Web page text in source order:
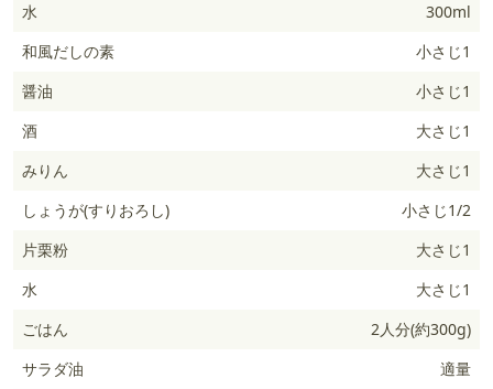
水
300ml
和風だしの素
小さじ1
醤油
小さじ1
酒
大さじ1
みりん
大さじ1
しょうが(すりおろし)
小さじ1/2
片栗粉
大さじ1
水
大さじ1
ごはん
2人分(約300g)
サラダ油
適量